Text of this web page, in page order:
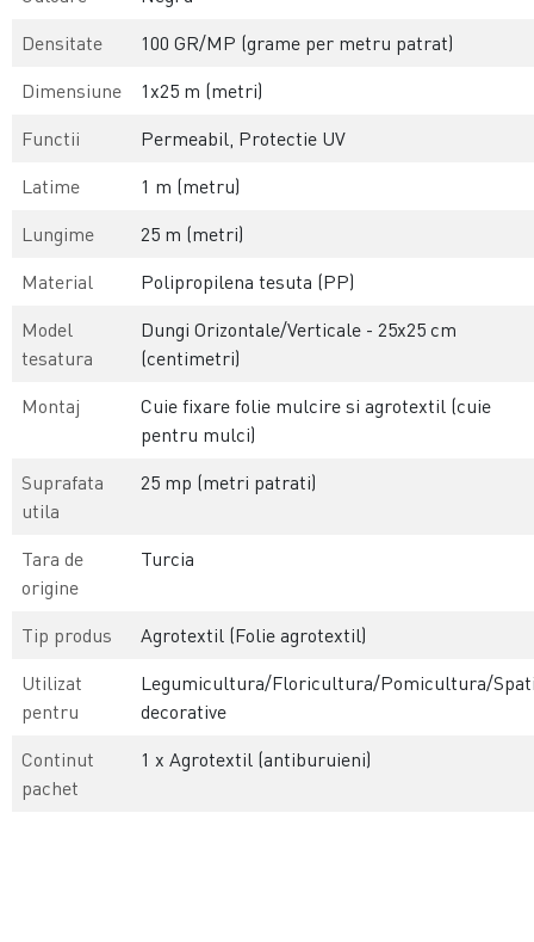
Densitate
100 GR/MP (grame per metru patrat)
Dimensiune
1x25 m (metri)
Functii
Permeabil, Protectie UV
Latime
1 m (metru)
Lungime
25 m (metri)
Material
Polipropilena tesuta (PP)
Model
tesatura
Dungi Orizontale/Verticale - 25x25 cm
(centimetri)
Montaj
Cuie fixare folie mulcire si agrotextil (cuie
pentru mulci)
Suprafata
utila
25 mp (metri patrati)
Tara de
origine
Turcia
Tip produs
Agrotextil (Folie agrotextil)
Utilizat
pentru
Legumicultura/Floricultura/Pomicultura/
decorative
Continut
pachet
1 x Agrotextil (antiburuieni)